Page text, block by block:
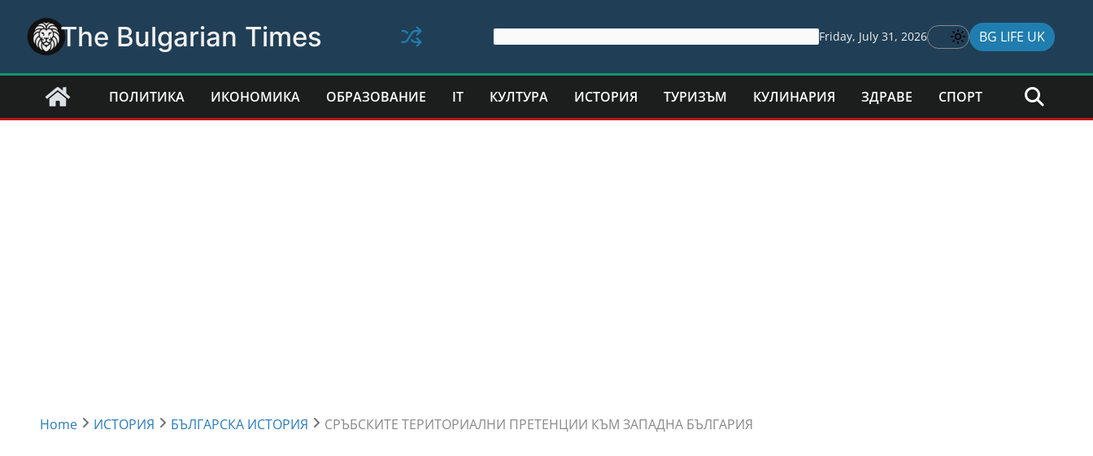
content
The Bulgarian Times Friday, July 31, 2026 BG LIFE UK
ПОЛИТИКА ИКОНОМИКА ОБРАЗОВАНИЕ IT КУЛТУРА ИСТОРИЯ ТУРИЗЪМ КУЛИНАРИЯ ЗДРАВЕ СПОРТ
Home ИСТОРИЯ БЪЛГАРСКА ИСТОРИЯ СРЪБСКИТЕ ТЕРИТОРИАЛНИ ПРЕТЕНЦИИ КЪМ ЗАПАДНА БЪЛГАРИЯ